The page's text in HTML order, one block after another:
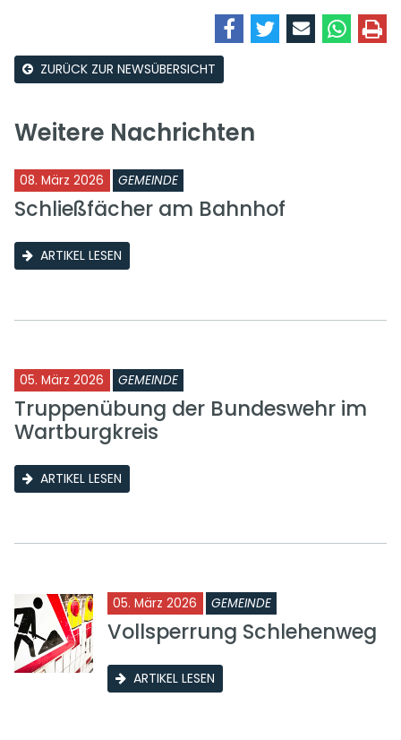
ZURÜCK ZUR NEWSÜBERSICHT
Weitere Nachrichten
08. März 2026 GEMEINDE
Schließfächer am Bahnhof
ARTIKEL LESEN
05. März 2026 GEMEINDE
Truppenübung der Bundeswehr im
Wartburgkreis
ARTIKEL LESEN
05. März 2026 GEMEINDE
Vollsperrung Schlehenweg
ARTIKEL LESEN